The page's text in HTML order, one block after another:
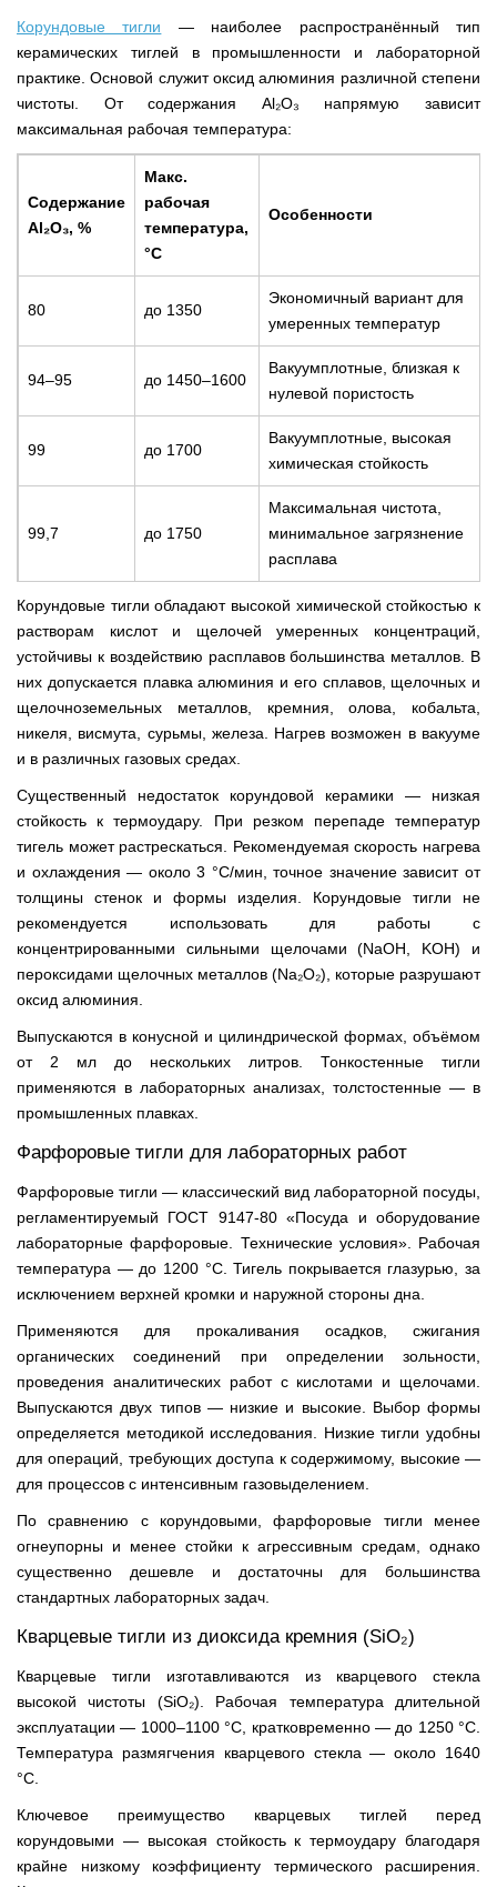
Корундовые тигли — наиболее распространённый тип
керамических тиглей в промышленности и лабораторной
практике. Основой служит оксид алюминия различной степени
чистоты. От содержания Al₂O₃ напрямую зависит
максимальная рабочая температура:
Содержание
Al₂O₃, %
Макс.
рабочая
температура,
°С
Особенности
80 до 1350
Экономичный вариант для
умеренных температур
94–95 до 1450–1600
Вакуумплотные, близкая к
нулевой пористость
99 до 1700
Вакуумплотные, высокая
химическая стойкость
99,7 до 1750
Максимальная чистота,
минимальное загрязнение
расплава
Корундовые тигли обладают высокой химической стойкостью к
растворам кислот и щелочей умеренных концентраций,
устойчивы к воздействию расплавов большинства металлов. В
них допускается плавка алюминия и его сплавов, щелочных и
щелочноземельных металлов, кремния, олова, кобальта,
никеля, висмута, сурьмы, железа. Нагрев возможен в вакууме
и в различных газовых средах.
Существенный недостаток корундовой керамики — низкая
стойкость к термоудару. При резком перепаде температур
тигель может растрескаться. Рекомендуемая скорость нагрева
и охлаждения — около 3 °С/мин, точное значение зависит от
толщины стенок и формы изделия. Корундовые тигли не
рекомендуется использовать для работы с
концентрированными сильными щелочами (NaOH, KOH) и
пероксидами щелочных металлов (Na₂O₂), которые разрушают
оксид алюминия.
Выпускаются в конусной и цилиндрической формах, объёмом
от 2 мл до нескольких литров. Тонкостенные тигли
применяются в лабораторных анализах, толстостенные — в
промышленных плавках.
Фарфоровые тигли для лабораторных работ
Фарфоровые тигли — классический вид лабораторной посуды,
регламентируемый ГОСТ 9147-80 «Посуда и оборудование
лабораторные фарфоровые. Технические условия». Рабочая
температура — до 1200 °С. Тигель покрывается глазурью, за
исключением верхней кромки и наружной стороны дна.
Применяются для прокаливания осадков, сжигания
органических соединений при определении зольности,
проведения аналитических работ с кислотами и щелочами.
Выпускаются двух типов — низкие и высокие. Выбор формы
определяется методикой исследования. Низкие тигли удобны
для операций, требующих доступа к содержимому, высокие —
для процессов с интенсивным газовыделением.
По сравнению с корундовыми, фарфоровые тигли менее
огнеупорны и менее стойки к агрессивным средам, однако
существенно дешевле и достаточны для большинства
стандартных лабораторных задач.
Кварцевые тигли из диоксида кремния (SiO₂)
Кварцевые тигли изготавливаются из кварцевого стекла
высокой чистоты (SiO₂). Рабочая температура длительной
эксплуатации — 1000–1100 °С, кратковременно — до 1250 °С.
Температура размягчения кварцевого стекла — около 1640
°С.
Ключевое преимущество кварцевых тиглей перед
корундовыми — высокая стойкость к термоудару благодаря
крайне низкому коэффициенту термического расширения.